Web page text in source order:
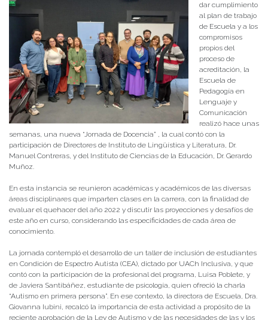
dar cumplimiento
al plan de trabajo
de Escuela y a los
compromisos
propios del
proceso de
acreditación, la
Escuela de
Pedagogía en
Lenguaje y
Comunicación
realizó hace unas
semanas, una nueva “Jornada de Docencia” , la cual contó con la
participación de Directores de Instituto de Lingüística y Literatura, Dr.
Manuel Contreras, y del Instituto de Ciencias de la Educación, Dr. Gerardo
Muñoz.
En esta instancia se reunieron académicas y académicos de las diversas
áreas disciplinares que imparten clases en la carrera, con la finalidad de
evaluar el quehacer del año 2022 y discutir las proyecciones y desafíos de
este año en curso, considerando las especificidades de cada área de
conocimiento.
La jornada contempló el desarrollo de un taller de inclusión de estudiantes
en Condición de Espectro Autista (CEA), dictado por UACh Inclusiva, y que
contó con la participación de la profesional del programa, Luisa Poblete, y
de Javiera Santibáñez, estudiante de psicología, quien ofreció la charla
“Autismo en primera persona”. En ese contexto, la directora de Escuela, Dra.
Giovanna Iubini, recalcó la importancia de esta actividad a propósito de la
reciente aprobación de la Ley de Autismo y de las necesidades de las y los